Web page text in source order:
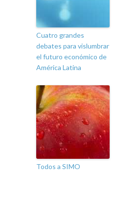
Cuatro grandes
debates para vislumbrar
el futuro económico de
América Latina
Todos a SIMO